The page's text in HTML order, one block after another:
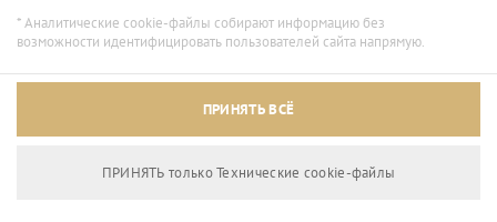
Архивный режим
* Аналитические cookie-файлы собирают информацию без
возможности идентифицировать пользователей сайта напрямую.
ПРИНЯТЬ ВСЁ
ПРИНЯТЬ только Технические сookie-файлы